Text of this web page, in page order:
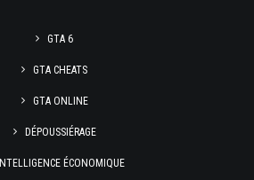
GTA 6
GTA CHEATS
GTA ONLINE
DÉPOUSSIÉRAGE
INTELLIGENCE ÉCONOMIQUE